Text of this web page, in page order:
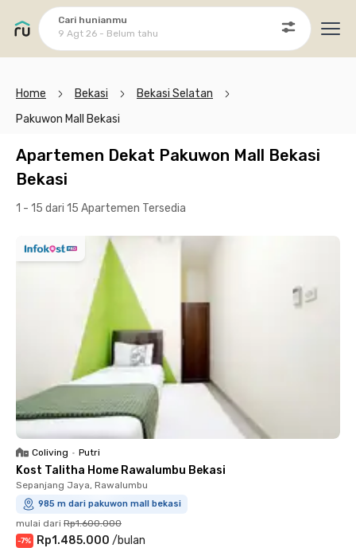
Cari hunianmu
9 Agt 26 - Belum tahu
Home Bekasi
Bekasi Selatan
Pakuwon Mall Bekasi
Apartemen Dekat Pakuwon Mall Bekasi
Bekasi
1 - 15 dari 15 Apartemen Tersedia
Coliving • Putri
Kost Talitha Home Rawalumbu Bekasi
Sepanjang Jaya, Rawalumbu
985 m dari pakuwon mall bekasi
mulai dari Rp1.600.000
-7% Rp1.485.000 /bulan